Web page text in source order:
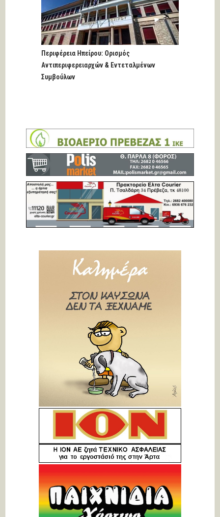
Περιφέρεια Ηπείρου: Ορισμός
Αντιπεριφερειαρχών & Εντεταλμένων
Συμβούλων